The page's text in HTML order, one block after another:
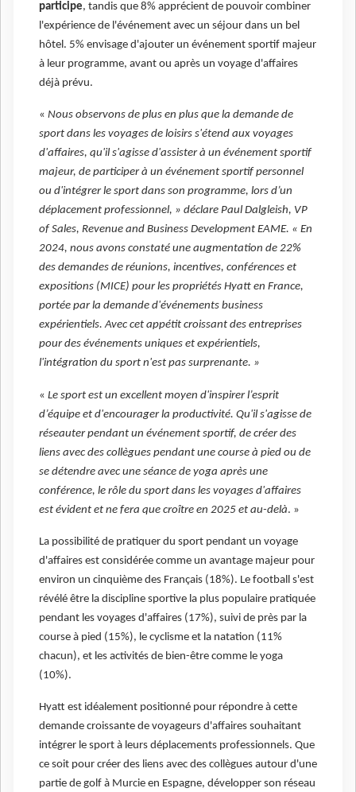
participe, tandis que 8% apprécient de pouvoir combiner
l'expérience de l'événement avec un séjour dans un bel
hôtel. 5% envisage d'ajouter un événement sportif majeur
à leur programme, avant ou après un voyage d'affaires
déjà prévu.
« Nous observons de plus en plus que la demande de
sport dans les voyages de loisirs s'étend aux voyages
d'affaires, qu'il s'agisse d'assister à un événement sportif
majeur, de participer à un événement sportif personnel
ou d'intégrer le sport dans son programme, lors d’un
déplacement professionnel, » déclare Paul Dalgleish, VP
of Sales, Revenue and Business Development EAME. « En
2024, nous avons constaté une augmentation de 22%
des demandes de réunions, incentives, conférences et
expositions (MICE) pour les propriétés Hyatt en France,
portée par la demande d'événements business
expérientiels. Avec cet appétit croissant des entreprises
pour des événements uniques et expérientiels,
l'intégration du sport n'est pas surprenante. »
« Le sport est un excellent moyen d'inspirer l’esprit
d’équipe et d'encourager la productivité. Qu'il s'agisse de
réseauter pendant un événement sportif, de créer des
liens avec des collègues pendant une course à pied ou de
se détendre avec une séance de yoga après une
conférence, le rôle du sport dans les voyages d'affaires
est évident et ne fera que croître en 2025 et au-delà. »
La possibilité de pratiquer du sport pendant un voyage
d'affaires est considérée comme un avantage majeur pour
environ un cinquième des Français (18%). Le football s'est
révélé être la discipline sportive la plus populaire pratiquée
pendant les voyages d'affaires (17%), suivi de près par la
course à pied (15%), le cyclisme et la natation (11%
chacun), et les activités de bien-être comme le yoga
(10%).
Hyatt est idéalement positionné pour répondre à cette
demande croissante de voyageurs d'affaires souhaitant
intégrer le sport à leurs déplacements professionnels. Que
ce soit pour créer des liens avec des collègues autour d'une
partie de golf à Murcie en Espagne, développer son réseau